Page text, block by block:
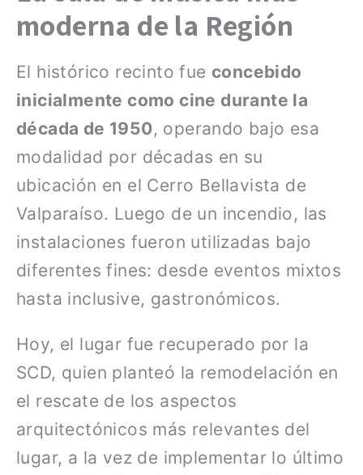
moderna de la Región
El histórico recinto fue concebido
inicialmente como cine durante la
década de 1950, operando bajo esa
modalidad por décadas en su
ubicación en el Cerro Bellavista de
Valparaíso. Luego de un incendio, las
instalaciones fueron utilizadas bajo
diferentes fines: desde eventos mixtos
hasta inclusive, gastronómicos.
Hoy, el lugar fue recuperado por la
SCD, quien planteó la remodelación en
el rescate de los aspectos
arquitectónicos más relevantes del
lugar, a la vez de implementar lo último